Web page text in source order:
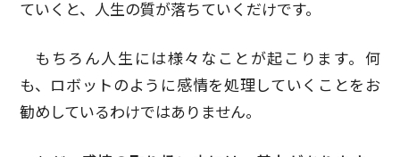
ていくと、人生の質が落ちていくだけです。
もちろん人生には様々なことが起こります。何
も、ロボットのように感情を処理していくことをお
勧めしているわけではありません。